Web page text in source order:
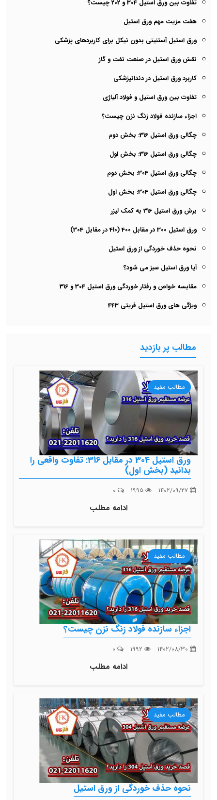
تفاوت بین ورق استیل 304 و 202 چیست؟
هفت مزیت مهم ورق استیل
ورق استیل آستنیتی بدون نیکل برای کاربردهای پزشکی
نقش ورق استیل در صنعت نفت و گاز
کاربرد ورق استیل در دندانپزشکی
تفاوت بین ورق استیل و فولاد آلیاژی
اجزاء سازنده فولاد زنگ نزن چیست؟
چگالی ورق استیل 316: بخش دوم
چگالی ورق استیل 316: بخش اول
چگالی ورق استیل 304: بخش دوم
چگالی ورق استیل 304: بخش اول
برش ورق استیل 316 به کمک لیزر
ورق استیل 300 در مقابل 400 (410 در مقابل 304)
نحوه حذف خوردگی از ورق استیل
آیا ورق استیل سبز می شود؟
مقایسه خواص و رفتار خوردگی ورق استیل 304 و 316
ویژگی های ورق استیل فریتی 443
مطالب پر بازدید
مطالب مفید
ورق استیل 304 در مقابل 316: تفاوت واقعی را
بدانید (بخش اول)
ادامه مطلب
مطالب مفید
اجزاء سازنده فولاد زنگ نزن چیست؟
ادامه مطلب
مطالب مفید
نحوه حذف خوردگی از ورق استیل